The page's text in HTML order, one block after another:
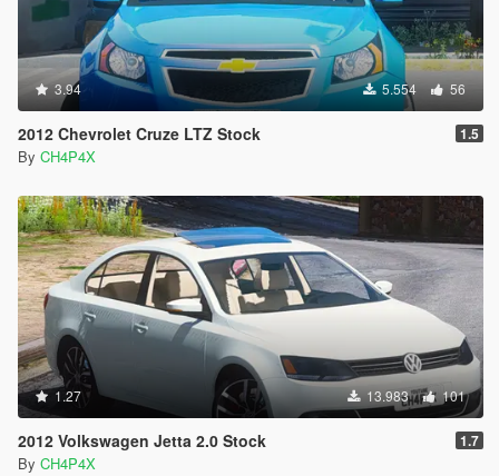
3.94 5.554 56
2012 Chevrolet Cruze LTZ Stock 1.5
By CH4P4X
1.27 13.983 101
2012 Volkswagen Jetta 2.0 Stock 1.7
By CH4P4X